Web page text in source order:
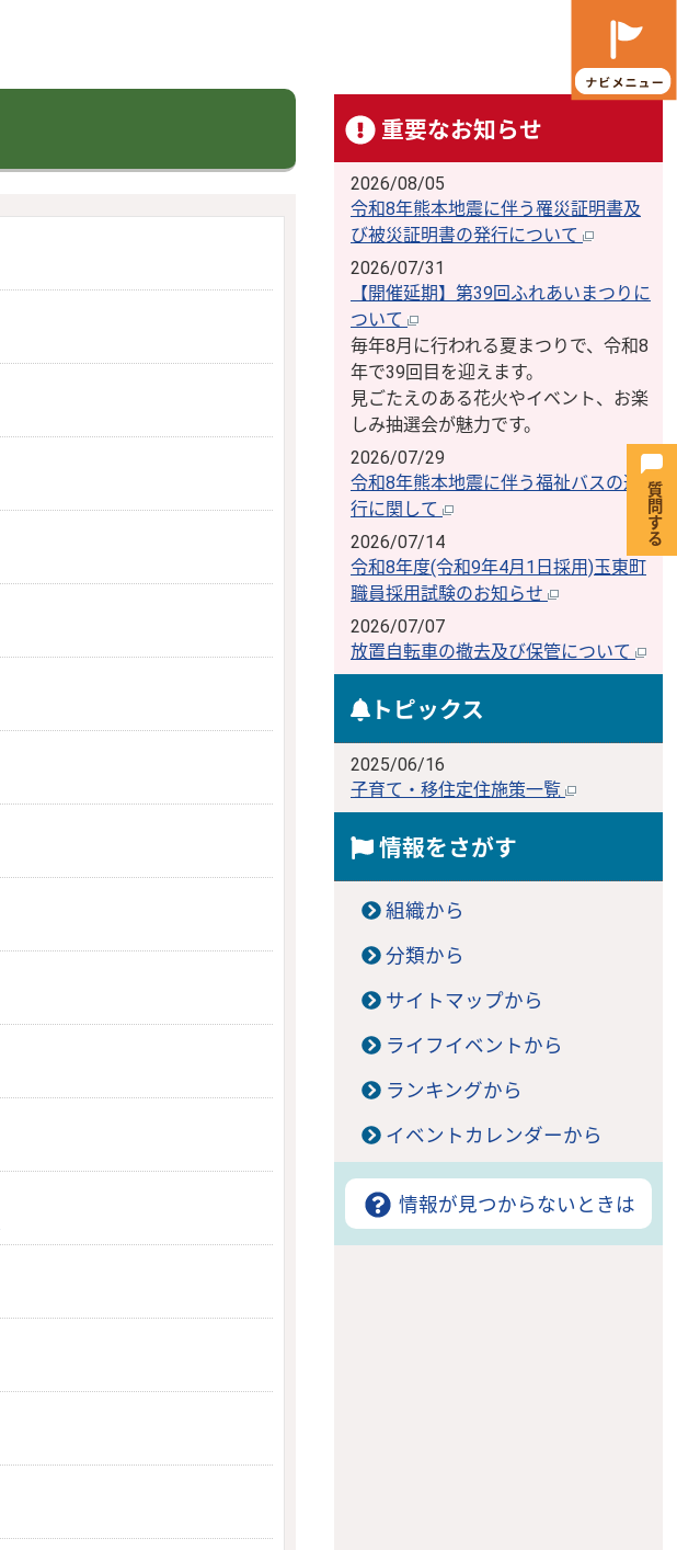
重要なお知らせ
2026/08/05
令和8年熊本地震に伴う罹災証明書及
び被災証明書の発行について
2026/07/31
【開催延期】第39回ふれあいまつりに
ついて
毎年8月に行われる夏まつりで、令和8
年で39回目を迎えます。
見ごたえのある花火やイベント、お楽
しみ抽選会が魅力です。
2026/07/29
令和8年熊本地震に伴う福祉バスの運
行に関して
2026/07/14
令和8年度(令和9年4月1日採用)玉東町
職員採用試験のお知らせ
2026/07/07
放置自転車の撤去及び保管について
トピックス
2025/06/16
子育て・移住定住施策一覧
情報をさがす
組織から
分類から
サイトマップから
ライフイベントから
ランキングから
イベントカレンダーから
情報が見つからないときは